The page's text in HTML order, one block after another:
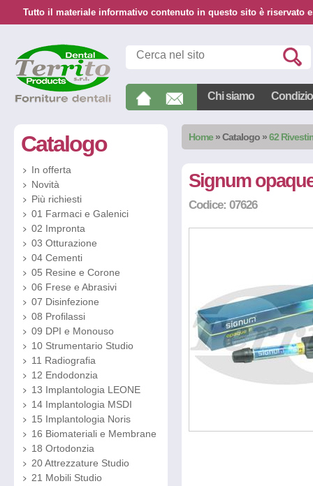
Tutto il materiale informativo contenuto in questo sito è riservato
Chi siamo
Home »Catalogo »62
Catalogo
In offerta
Novità
Più richiesti
01 Farmaci e Galenici
02 Impronta
03 Otturazione
04 Cementi
05 Resine e Corone
06 Frese e Abrasivi
07 Disinfezione
08 Profilassi
09 DPI e Monouso
10 Strumentario Studio
11 Radiografia
12 Endodonzia
13 Implantologia LEONE
14 Implantologia MSDI
15 Implantologia Noris
16 Biomateriali e Membrane
18 Ortodonzia
20 Attrezzature Studio
21 Mobili Studio
Signum
Codice: 07626